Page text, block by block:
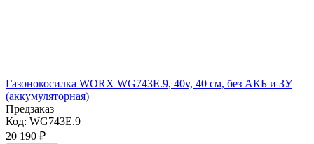
Газонокосилка WORX WG743E.9, 40v, 40 см, без АКБ и ЗУ
(аккумуляторная)
Предзаказ
Код: WG743E.9
20 190 ₽